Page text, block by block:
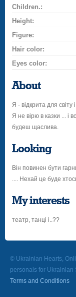
Children.:
Height:
Figure:
Hair color:
Eyes color:
About
Я - відкрита для
Я не вірю в казки ... і
будеш щаслива.
Looking
Він повинен бути
.... Нехай це буде
My interests
театр, танці і..??
© Ukrainian Hearts,
personals for Ukrainian
Terms and Conditions